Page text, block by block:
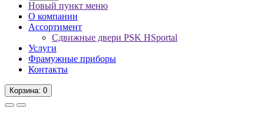
Новый пункт меню
О компании
Ассортимент
Сдвижные двери PSK HSportal
Услуги
Фрамужные приборы
Контакты
Корзина: 0